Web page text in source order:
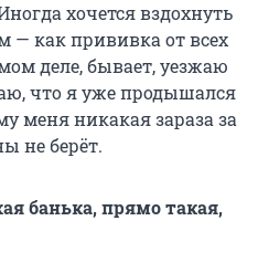
хочется вздохнуть
— как прививка от всех
деле, бывает, уезжаю
что я уже продышался
меня никакая зараза за
не берёт.
банька, прямо такая,